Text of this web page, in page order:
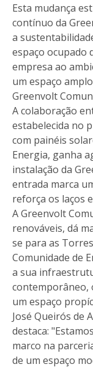
Esta mudança
contínuo da
a
espaço ocupado
empresa ao
um espaço
Greenvolt
A colaboração
estabelecida no
com painéis
Energia, ganha
instalação da
entrada marca
reforça os laços
A Greenvolt
renováveis, dá
se para as
Comunidade de
a sua
contemporâneo,
um espaço
José Queirós de
destaca:
marco na
de um espaço